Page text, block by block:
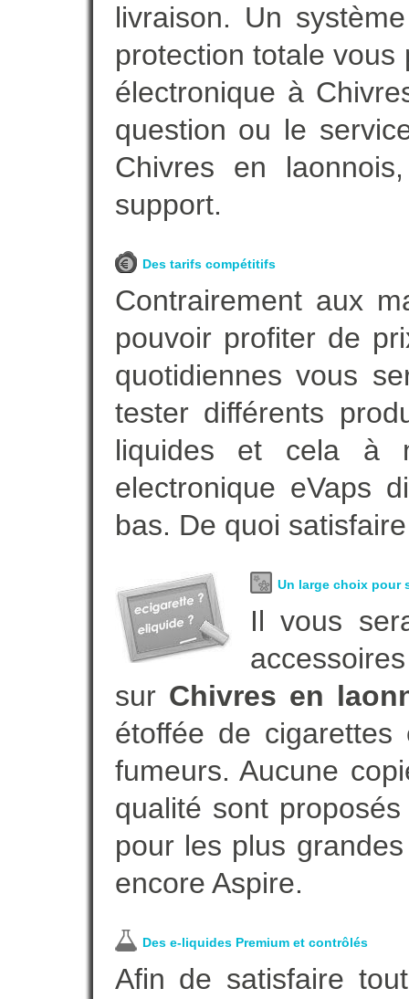
livraison. Un
protection totale
électronique à
question ou le
Chivres en
support.
Des tarifs compétitifs
Contrairement aux
pouvoir profiter de
quotidiennes vous
tester différents
liquides et cela à
electronique eVaps
bas. De quoi
Un large choix pour
Il vous
sur Chivres en
étoffée de
fumeurs. Aucune
qualité sont
pour les plus
encore Aspire.
Des e-liquides Premium et contrôlés
Afin de satisfaire